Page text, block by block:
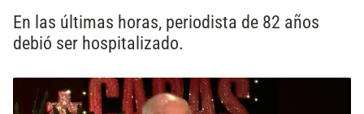
En las últimas horas, periodista de 82 años
debió ser hospitalizado.